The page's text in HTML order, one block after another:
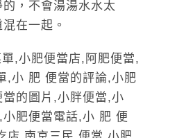
，不會湯湯水水太
在一起。